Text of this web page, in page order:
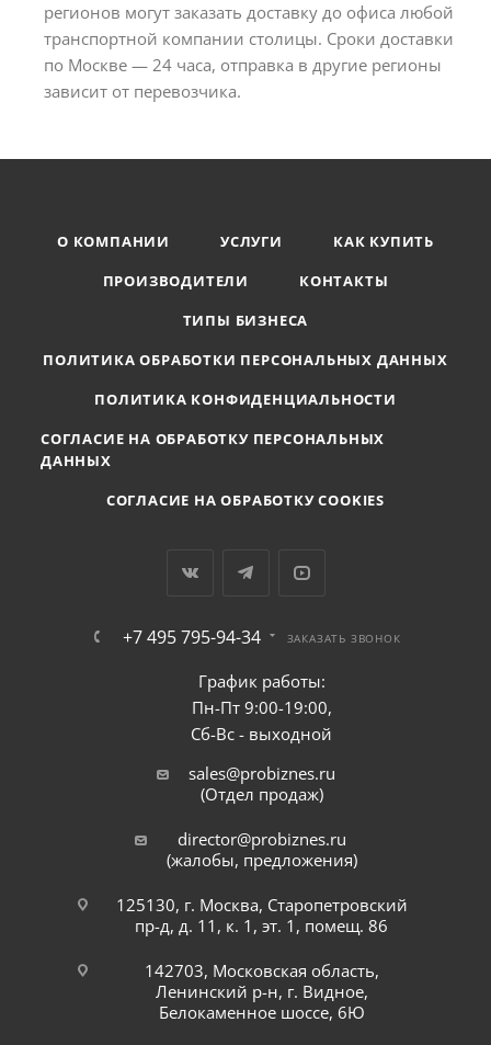
регионов могут заказать доставку до офиса любой
транспортной компании столицы. Сроки доставки
по Москве — 24 часа, отправка в другие регионы
зависит от перевозчика.
О КОМПАНИИ УСЛУГИ
КАК КУПИТЬ
ПРОИЗВОДИТЕЛИ
КОНТАКТЫ
ТИПЫ БИЗНЕСА
ПОЛИТИКА ОБРАБОТКИ ПЕРСОНАЛЬНЫХ ДАННЫХ
ПОЛИТИКА КОНФИДЕНЦИАЛЬНОСТИ
СОГЛАСИЕ НА ОБРАБОТКУ ПЕРСОНАЛЬНЫХ
ДАННЫХ
СОГЛАСИЕ НА ОБРАБОТКУ COOKIES
+7 495 795-94-34 ЗАКАЗАТЬ ЗВОНОК
График работы:
Пн-Пт 9:00-19:00,
Сб-Вс - выходной
sales@probiznes.ru
(Отдел продаж)
director@probiznes.ru
(жалобы, предложения)
125130, г. Москва, Старопетровский
пр-д, д. 11, к. 1, эт. 1, помещ. 86
142703, Московская область,
Ленинский р-н, г. Видное,
Белокаменное шоссе, 6Ю